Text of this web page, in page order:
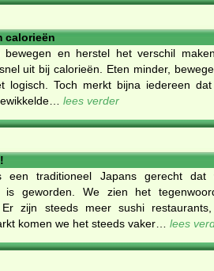
calorieën
bewegen en herstel het verschil
uit bij calorieën. Eten minder,
logisch. Toch merkt bijna iedereen
lees verder
een traditioneel Japans gerecht dat
is geworden. We zien het
Er zijn steeds meer sushi
komen we het steeds vaker… lees